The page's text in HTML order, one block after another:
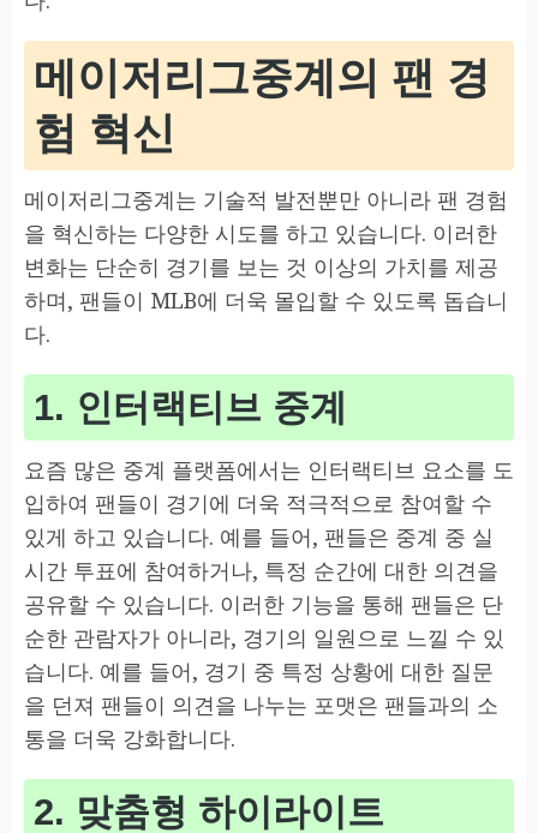
메이저리그중계의 팬 경
험 혁신
메이저리그중계는 기술적 발전뿐만 아니라 팬 경험
을 혁신하는 다양한 시도를 하고 있습니다. 이러한
변화는 단순히 경기를 보는 것 이상의 가치를 제공
하며, 팬들이 MLB에 더욱 몰입할 수 있도록 돕습니
다.
1. 인터랙티브 중계
요즘 많은 중계 플랫폼에서는 인터랙티브 요소를 도
입하여 팬들이 경기에 더욱 적극적으로 참여할 수
있게 하고 있습니다. 예를 들어, 팬들은 중계 중 실
시간 투표에 참여하거나, 특정 순간에 대한 의견을
공유할 수 있습니다. 이러한 기능을 통해 팬들은 단
순한 관람자가 아니라, 경기의 일원으로 느낄 수 있
습니다. 예를 들어, 경기 중 특정 상황에 대한 질문
을 던져 팬들이 의견을 나누는 포맷은 팬들과의 소
통을 더욱 강화합니다.
2. 맞춤형 하이라이트